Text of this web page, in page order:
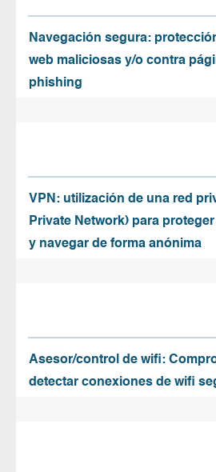
Navegación segura:
web maliciosas y/o contra
phishing
VPN: utilización de una red
Private Network) para
y navegar de forma anónima
Asesor/control de wifi:
detectar conexiones de wifi